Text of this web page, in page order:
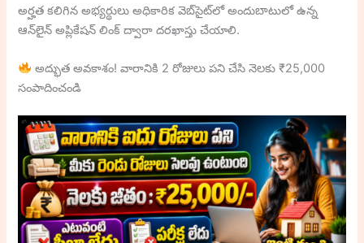
అర్హత కలిగిన అభ్యర్థులు అధికారిక వెబ్‌సైట్‌లో అందుబాటులో ఉన్న
ఆన్‌లైన్ అప్లికేషన్ లింక్ ద్వారా దరఖాస్తు చేయాలి.
అద్భుత అవకాశం! వారానికి 2 రోజులు పని చేసి నెలకు ₹25,000
సంపాదించండి